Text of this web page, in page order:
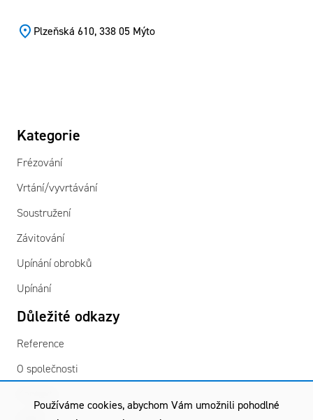
Používáme cookies, abychom Vám umožnili pohodlné
Plzeňská 610, 338 05 Mýto
Kategorie
Frézování
Vrtání/vyvrtávání
Soustružení
Závitování
Upínání obrobků
Upínání
Důležité odkazy
Reference
O společnosti